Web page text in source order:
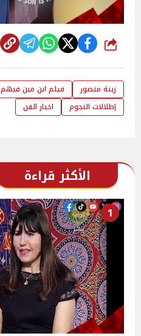
شارك
زينة منصور فيلم ابن مين فيهم
إطلالات النجوم
اخبار الفن
الأكثر قراءة
1